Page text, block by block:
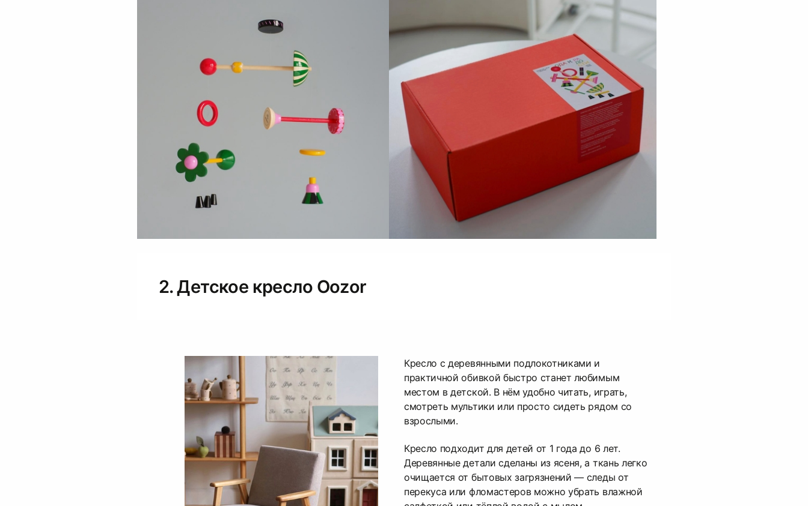
2. Детское кресло Oozor
Кресло с деревянными подлокотниками и
практичной обивкой быстро станет любимым
местом в детской. В нём удобно читать, играть,
смотреть мультики или просто сидеть рядом со
взрослыми.
Кресло подходит для детей от 1 года до 6 лет.
Деревянные детали сделаны из ясеня, а ткань легко
очищается от бытовых загрязнений — следы от
перекуса или фломастеров можно убрать влажной